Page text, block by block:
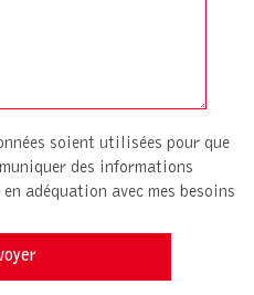
soient utilisées pour que
des informations
adéquation avec mes besoins